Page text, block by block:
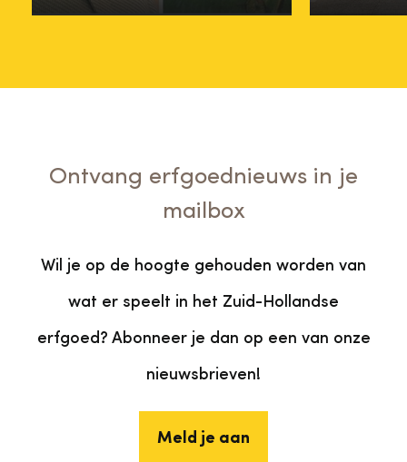
Ontvang erfgoednieuws in je
mailbox
Wil je op de hoogte gehouden worden van
wat er speelt in het Zuid-Hollandse
erfgoed? Abonneer je dan op een van onze
nieuwsbrieven!
Meld je aan